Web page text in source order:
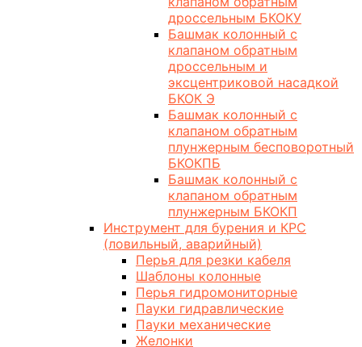
дроссельным БКОКУ
Башмак колонный с
клапаном обратным
дроссельным и
эксцентриковой насадкой
БКОК Э
Башмак колонный с
клапаном обратным
плунжерным бесповоротный
БКОКПБ
Башмак колонный с
клапаном обратным
плунжерным БКОКП
Инструмент для бурения и КРС
(ловильный, аварийный)
Перья для резки кабеля
Шаблоны колонные
Перья гидромониторные
Пауки гидравлические
Пауки механические
Желонки